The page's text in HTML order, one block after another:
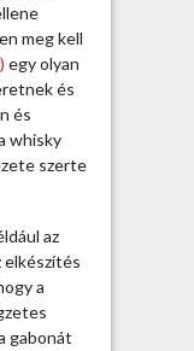
meg kell
egy olyan
és
és
whisky
szerte
az
elkészítés
a
gabonát